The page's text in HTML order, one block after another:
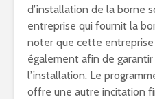
d’installation de la borne
entreprise qui fournit la
noter que cette
également afin de
l’installation. Le
offre une autre incitation